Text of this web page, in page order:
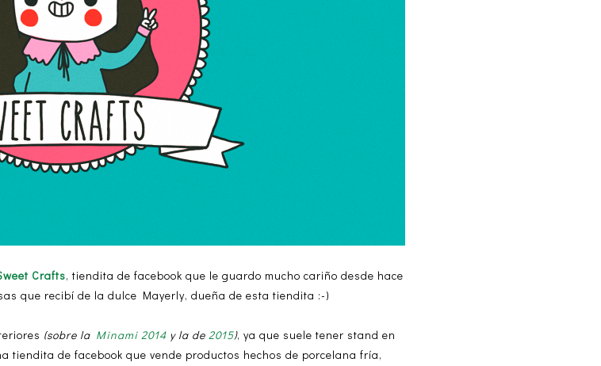
Crafts, tiendita de facebook que le guardo mucho cariño desde hace
que recibí de la dulce Mayerly, dueña de esta tiendita :-)
(sobre la Minami 2014y la de2015), ya que suele tener stand en
tiendita de facebook que vende productos hechos de porcelana fría,